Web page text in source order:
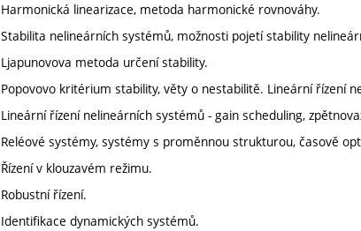
Harmonická linearizace, metoda harmonické rovnováhy.
Stabilita nelineárních systémů, možnosti pojetí stability
Ljapunovova metoda určení stability.
Popovovo kritérium stability, věty o nestabilitě. Lineární řízení
Lineární řízení nelineárních systémů - gain scheduling,
Reléové systémy, systémy s proměnnou strukturou, časově
Řízení v klouzavém režimu.
Robustní řízení.
Identifikace dynamických systémů.